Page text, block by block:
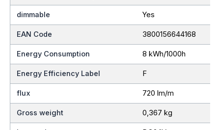
dimmable Yes
EAN Code 3800156644168
Energy Consumption 8 kWh/1000h
Energy Efficiency Label F
flux 720 lm/m
Gross weight 0,367 kg